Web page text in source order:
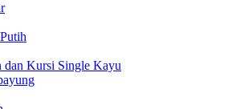
dan Kursi Single Kayu